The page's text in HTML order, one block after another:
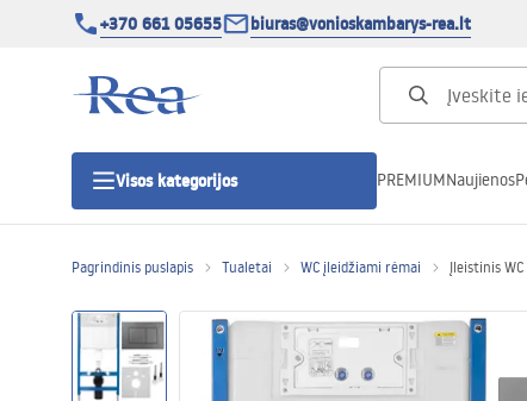
+370 661 05655 biuras@vonioskambarys-rea.lt
Visos kategorijos
Dušo durys
PREMIUMNaujienos
Pagrindinis puslapis Tualetai WC įleidžiami rėmai Įleistinis